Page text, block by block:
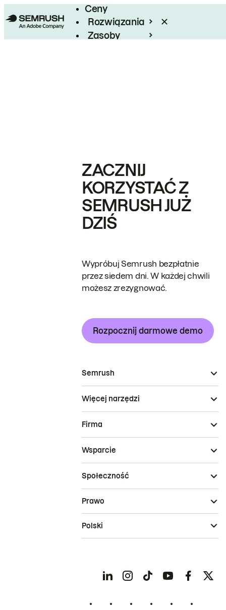
Ceny
Rozwiązania
Zasoby
ZACZNIJ
KORZYSTAĆ Z
SEMRUSH JUŻ
DZIŚ
Wypróbuj Semrush bezpłatnie
przez siedem dni. W każdej chwili
możesz zrezygnować.
Rozpocznij darmowe demo
Semrush
Więcej narzędzi
Firma
Wsparcie
Społeczność
Prawo
Polski